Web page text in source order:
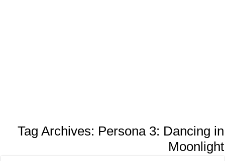
Tag Archives: Persona 3: Dancing in
Moonlight